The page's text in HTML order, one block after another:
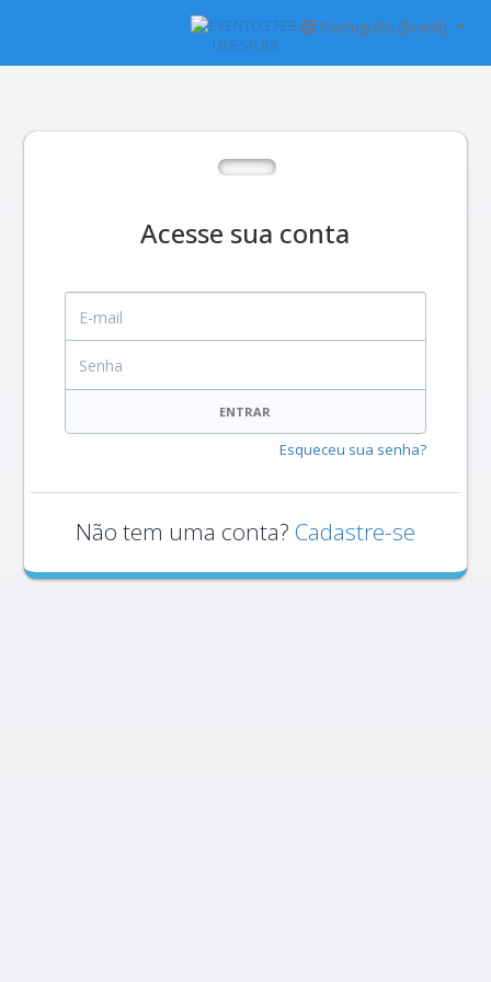
Português (Brasil)
Acesse sua conta
E-mail
ENTRAR
Esqueceu sua senha?
Não tem uma conta? Cadastre-se